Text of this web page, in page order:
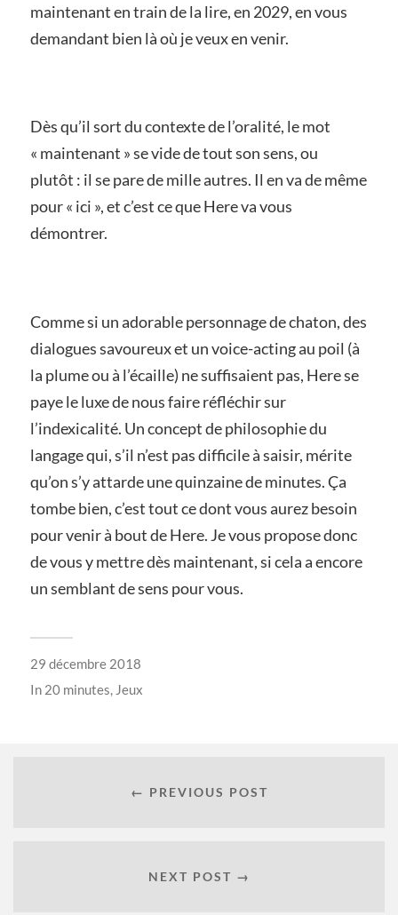
maintenant en train de la lire, en 2029, en vous
demandant bien là où je veux en venir.
Dès qu’il sort du contexte de l’oralité, le mot
« maintenant » se vide de tout son sens, ou
plutôt : il se pare de mille autres. Il en va de même
pour « ici », et c’est ce que Here va vous
démontrer.
Comme si un adorable personnage de chaton, des
dialogues savoureux et un voice-acting au poil (à
la plume ou à l’écaille) ne suffisaient pas, Here se
paye le luxe de nous faire réfléchir sur
l’indexicalité. Un concept de philosophie du
langage qui, s’il n’est pas difficile à saisir, mérite
qu’on s’y attarde une quinzaine de minutes. Ça
tombe bien, c’est tout ce dont vous aurez besoin
pour venir à bout de Here. Je vous propose donc
de vous y mettre dès maintenant, si cela a encore
un semblant de sens pour vous.
29 décembre 2018
In 20 minutes, Jeux
← PREVIOUS POST
NEXT POST →